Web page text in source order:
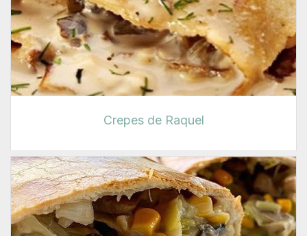
Crepes de Raquel